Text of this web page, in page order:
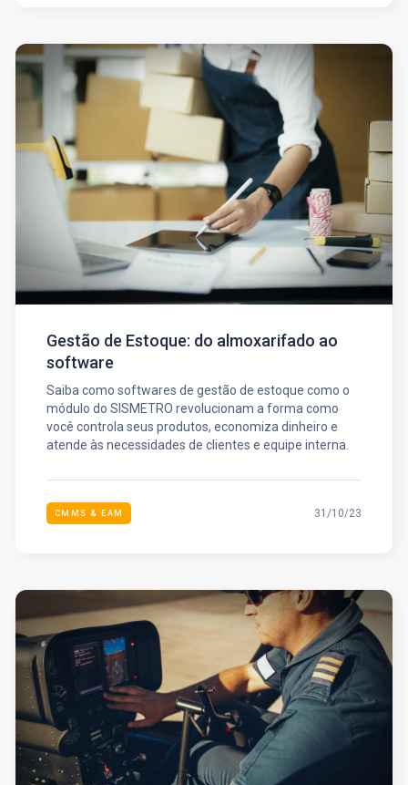
Gestão de Estoque: do almoxarifado ao
software
Saiba como softwares de gestão de estoque como o
módulo do SISMETRO revolucionam a forma como
você controla seus produtos, economiza dinheiro e
atende às necessidades de clientes e equipe interna.
CMMS & EAM 31/10/23